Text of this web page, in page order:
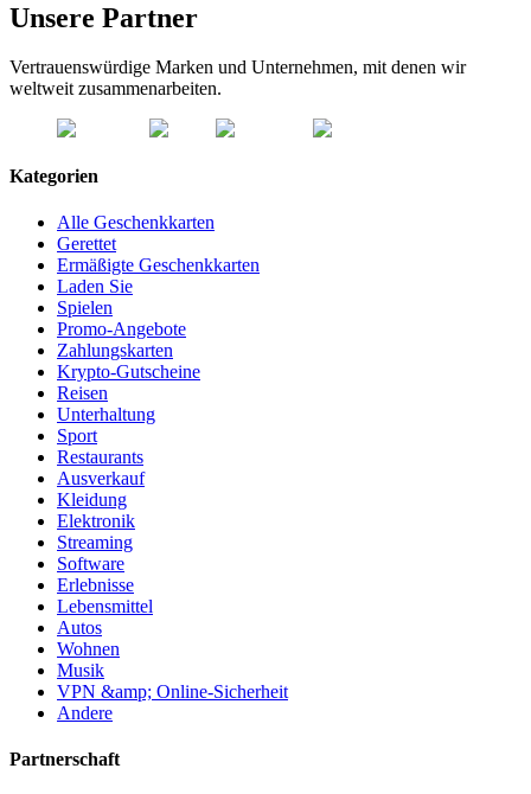
Unsere Partner
Vertrauenswürdige Marken und Unternehmen, mit denen wir
weltweit zusammenarbeiten.
Kategorien
Alle Geschenkkarten
Gerettet
Ermäßigte Geschenkkarten
Laden Sie
Spielen
Promo-Angebote
Zahlungskarten
Krypto-Gutscheine
Reisen
Unterhaltung
Sport
Restaurants
Ausverkauf
Kleidung
Elektronik
Streaming
Software
Erlebnisse
Lebensmittel
Autos
Wohnen
Musik
VPN &amp; Online-Sicherheit
Andere
Partnerschaft